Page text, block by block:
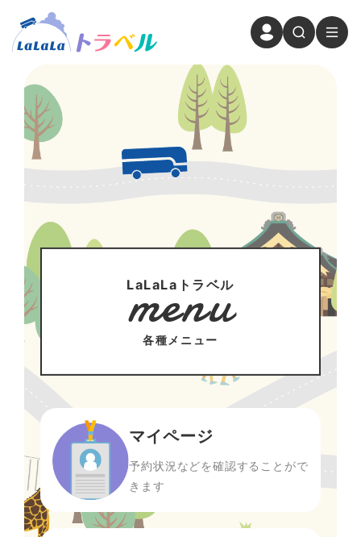
LaLaLaトラベル
menu
各種メニュー
マイページ
予約状況などを確認することがで
きます